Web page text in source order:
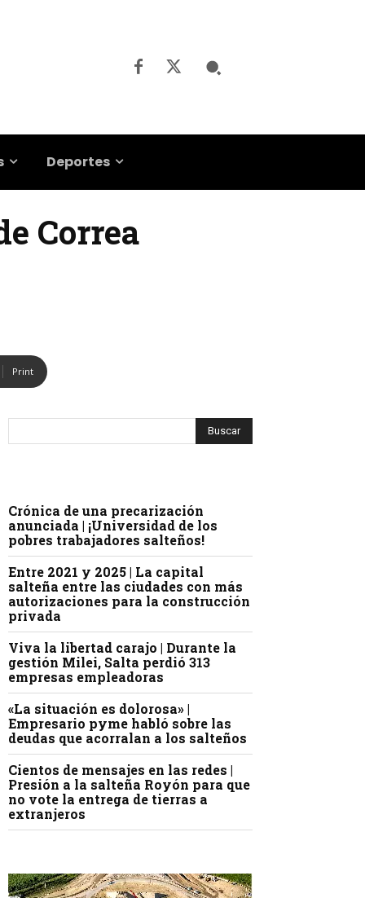
Deportes
Correa
Print
Crónica de una precarización
anunciada | ¡Universidad de los
pobres trabajadores salteños!
Entre 2021 y 2025 | La capital
salteña entre las ciudades con más
autorizaciones para la construcción
privada
Viva la libertad carajo | Durante la
gestión Milei, Salta perdió 313
empresas empleadoras
«La situación es dolorosa» |
Empresario pyme habló sobre las
deudas que acorralan a los salteños
Cientos de mensajes en las redes |
Presión a la salteña Royón para que
no vote la entrega de tierras a
extranjeros